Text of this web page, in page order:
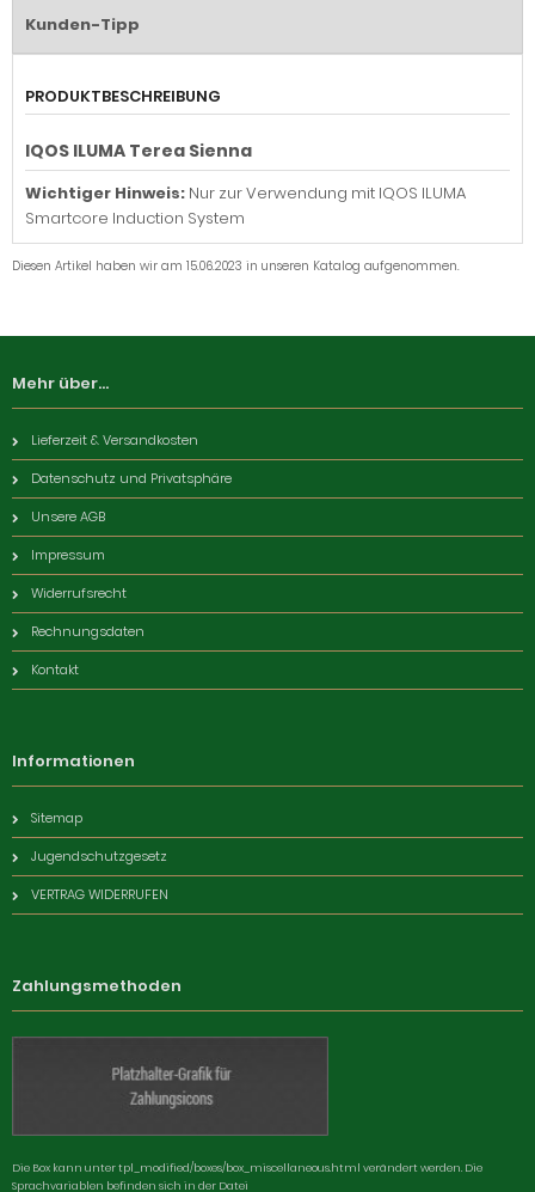
Kunden-Tipp
PRODUKTBESCHREIBUNG
IQOS ILUMA Terea Sienna
Wichtiger Hinweis: Nur zur Verwendung mit IQOS ILUMA
Smartcore Induction System
Diesen Artikel haben wir am 15.06.2023 in unseren Katalog aufgenommen.
Mehr über...
Lieferzeit & Versandkosten
Datenschutz und Privatsphäre
Unsere AGB
Impressum
Widerrufsrecht
Rechnungsdaten
Kontakt
Informationen
Sitemap
Jugendschutzgesetz
VERTRAG WIDERRUFEN
Zahlungsmethoden
Die Box kann unter tpl_modified/boxes/box_miscellaneous.html verändert werden. Die
Sprachvariablen befinden sich in der Datei